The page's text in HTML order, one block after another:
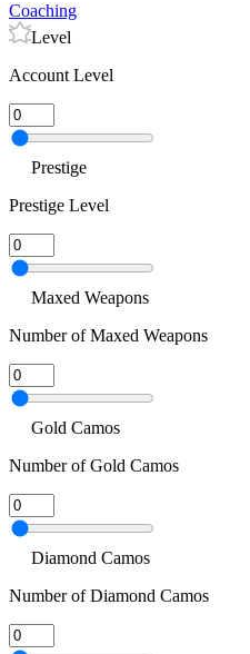
Coaching
Level
Account Level
Prestige
Prestige Level
Maxed Weapons
Number of Maxed Weapons
Gold Camos
Number of Gold Camos
Diamond Camos
Number of Diamond Camos